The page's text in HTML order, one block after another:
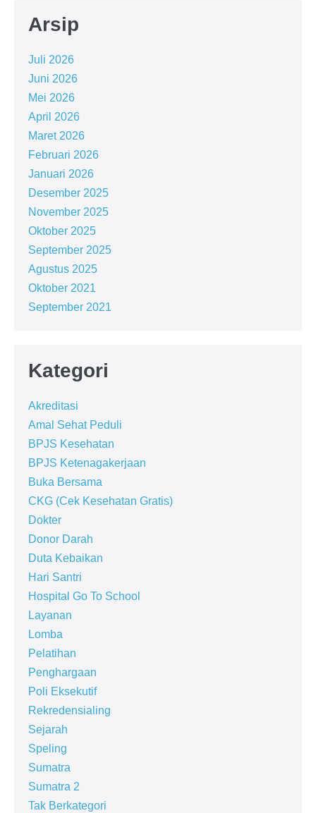
Arsip
Juli 2026
Juni 2026
Mei 2026
April 2026
Maret 2026
Februari 2026
Januari 2026
Desember 2025
November 2025
Oktober 2025
September 2025
Agustus 2025
Oktober 2021
September 2021
Kategori
Akreditasi
Amal Sehat Peduli
BPJS Kesehatan
BPJS Ketenagakerjaan
Buka Bersama
CKG (Cek Kesehatan Gratis)
Dokter
Donor Darah
Duta Kebaikan
Hari Santri
Hospital Go To School
Layanan
Lomba
Pelatihan
Penghargaan
Poli Eksekutif
Rekredensialing
Sejarah
Speling
Sumatra
Sumatra 2
Tak Berkategori